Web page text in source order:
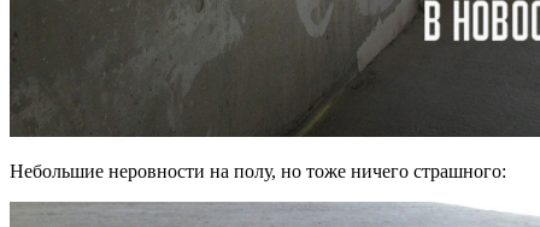
Небольшие неровности на полу, но тоже ничего страшного: